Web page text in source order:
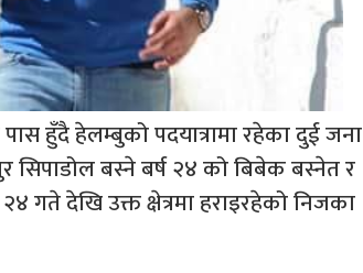
हुँदै हेलम्बुको पदयात्रामा रहेका दुई जना
सिपाडोल बस्ने बर्ष २४ को बिबेक बस्नेत र
गते देखि उक्त क्षेत्रमा हराइरहेको निजका